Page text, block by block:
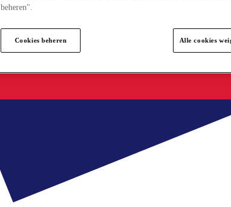
beheren".
Cookies beheren Alle cookies